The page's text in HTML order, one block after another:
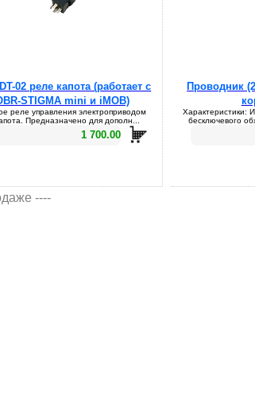
02 реле капота (работает с
STIGMA mini и iMOB)
реле управления электроприводом
Предназначено для дополн...
1 700.00
Проводник
Характеристики:
бесключевого
----